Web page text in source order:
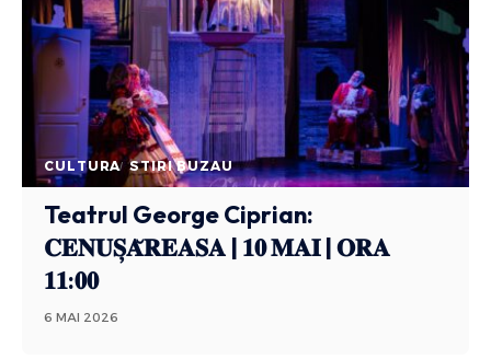
CULTURA STIRI BUZAU
Teatrul George Ciprian:
𝐂𝐄𝐍𝐔𝐒̦𝐀̆𝐑𝐄𝐀𝐒𝐀 | 𝟏𝟎 𝐌𝐀𝐈 | 𝐎𝐑𝐀
𝟏𝟏:𝟎𝟎
6 MAI 2026